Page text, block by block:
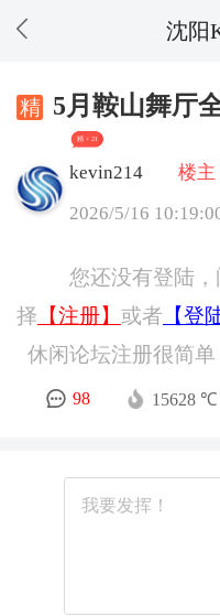
沈阳
5月鞍山舞厅
精 + 21
kevin214
楼主
2026/5/16
您还没有登陆
择 【注册】 或者 【登
休闲论坛注册很简单
98 15628 ℃